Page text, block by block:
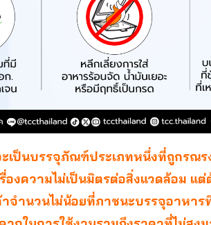
เป็นบรรจุภัณฑ์ประเภทหนึ่งที่ถูกรณร
รื่องความไม่เป็นมิตรต่อสิ่งแวดล้อม แ
จำนวนไม่น้อยที่ภาชนะบรรจุอาหาร